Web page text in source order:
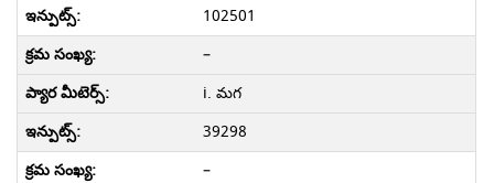
102501
–
i. మగ
39298
–